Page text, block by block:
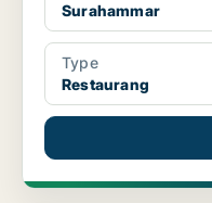
Surahammar
Type
Restaurang